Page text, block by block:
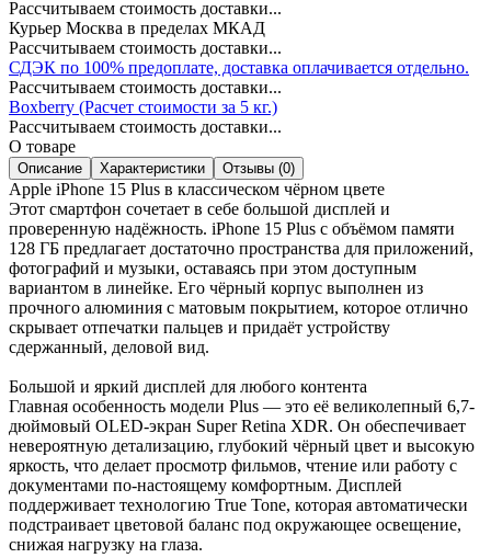
Рассчитываем стоимость доставки...
Курьер Москва в пределах МКАД
Рассчитываем стоимость доставки...
СДЭК по 100% предоплате, доставка оплачивается отдельно.
Рассчитываем стоимость доставки...
Boxberry (Расчет стоимости за 5 кг.)
Рассчитываем стоимость доставки...
О товаре
Описание Характеристики Отзывы (0)
Apple iPhone 15 Plus в классическом чёрном цвете
Этот смартфон сочетает в себе большой дисплей и
проверенную надёжность. iPhone 15 Plus с объёмом памяти
128 ГБ предлагает достаточно пространства для приложений,
фотографий и музыки, оставаясь при этом доступным
вариантом в линейке. Его чёрный корпус выполнен из
прочного алюминия с матовым покрытием, которое отлично
скрывает отпечатки пальцев и придаёт устройству
сдержанный, деловой вид.
Большой и яркий дисплей для любого контента
Главная особенность модели Plus — это её великолепный 6,7-
дюймовый OLED-экран Super Retina XDR. Он обеспечивает
невероятную детализацию, глубокий чёрный цвет и высокую
яркость, что делает просмотр фильмов, чтение или работу с
документами по-настоящему комфортным. Дисплей
поддерживает технологию True Tone, которая автоматически
подстраивает цветовой баланс под окружающее освещение,
снижая нагрузку на глаза.